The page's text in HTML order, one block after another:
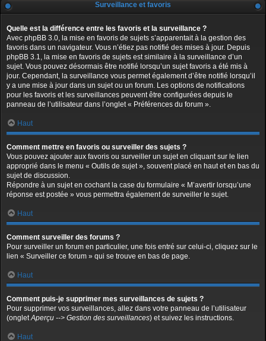
Surveillance et favoris
Quelle est la différence entre les favoris et la surveillance ?
Avec phpBB 3.0, la mise en favoris de sujets s’apparentait à la gestion des
favoris dans un navigateur. Vous n’étiez pas notifié des mises à jour. Depuis
phpBB 3.1, la mise en favoris de sujets est similaire à la surveillance d’un
sujet. Vous pouvez désormais être notifié lorsqu’un sujet favoris a été mis à
jour. Cependant, la surveillance vous permet également d’être notifié lorsqu’il
y a une mise à jour dans un sujet ou un forum. Les options de notifications
pour les favoris et les surveillances peuvent être configurées depuis le
panneau de l’utilisateur dans l’onglet « Préférences du forum ».
Haut
Comment mettre en favoris ou surveiller des sujets ?
Vous pouvez ajouter aux favoris ou surveiller un sujet en cliquant sur le lien
approprié dans le menu « Outils de sujet », souvent placé en haut et en bas du
sujet de discussion.
Répondre à un sujet en cochant la case du formulaire « M’avertir lorsqu’une
réponse est postée » vous permettra également de surveiller le sujet.
Haut
Comment surveiller des forums ?
Pour surveiller un forum en particulier, une fois entré sur celui-ci, cliquez sur le
lien « Surveiller ce forum » qui se trouve en bas de page.
Haut
Comment puis-je supprimer mes surveillances de sujets ?
Pour supprimer vos surveillances, allez dans votre panneau de l’utilisateur
(ongletAperçu --> Gestion des surveillances) et suivez les instructions.
Haut